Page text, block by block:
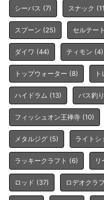
シーバス (7) スナック
スプーン (25) セルテート
ダイワ (44) ティモン (4)
トップウォーター (8)
ハイドラム (13) バス釣り
フィッシュオン王禅寺 (10)
メタルジグ (5) ライトシ
ラッキークラフト (6) リ
ロッド (37) ロデオクラ